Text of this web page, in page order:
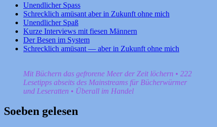
Unendlicher Spass
Schrecklich amüsant aber in Zukunft ohne mich
Unendlicher Spaß
Kurze Interviews mit fiesen Männern
Der Besen im System
Schrecklich amüsant — aber in Zukunft ohne mich
Mit Büchern das gefrorene Meer der Zeit löchern • 222
Lesetipps abseits des Mainstreams für Bücherwürmer
und Leseratten • Überall im Handel
Soeben gelesen